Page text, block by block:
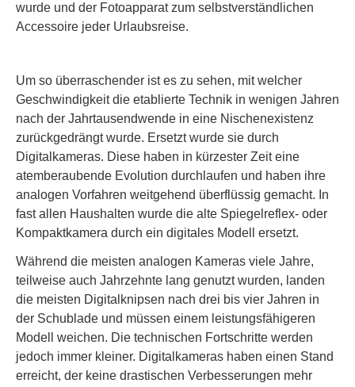
wurde und der Fotoapparat zum selbstverständlichen
Accessoire jeder Urlaubsreise.
Um so überraschender ist es zu sehen, mit welcher
Geschwindigkeit die etablierte Technik in wenigen Jahren
nach der Jahrtausendwende in eine Nischenexistenz
zurückgedrängt wurde. Ersetzt wurde sie durch
Digitalkameras. Diese haben in kürzester Zeit eine
atemberaubende Evolution durchlaufen und haben ihre
analogen Vorfahren weitgehend überflüssig gemacht. In
fast allen Haushalten wurde die alte Spiegelreflex- oder
Kompaktkamera durch ein digitales Modell ersetzt.
Während die meisten analogen Kameras viele Jahre,
teilweise auch Jahrzehnte lang genutzt wurden, landen
die meisten Digitalknipsen nach drei bis vier Jahren in
der Schublade und müssen einem leistungsfähigeren
Modell weichen. Die technischen Fortschritte werden
jedoch immer kleiner. Digitalkameras haben einen Stand
erreicht, der keine drastischen Verbesserungen mehr